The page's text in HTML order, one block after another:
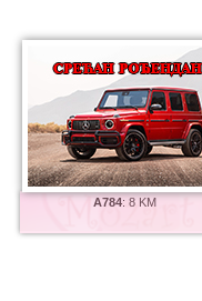
A784:8 KM